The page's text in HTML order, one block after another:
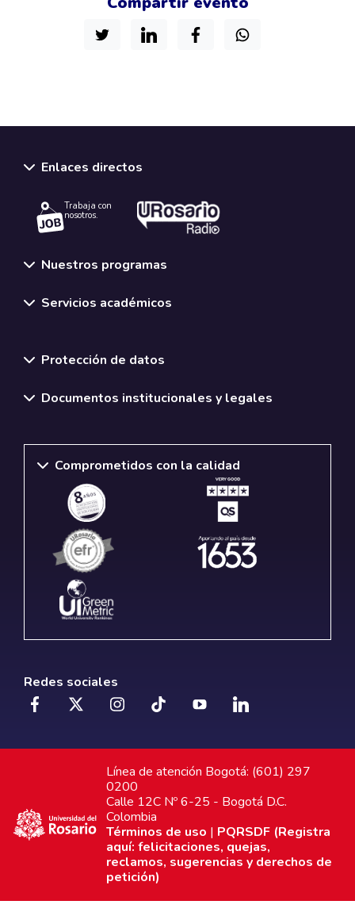
Enlaces directos
Trabaja con
nosotros.
Nuestros programas
Servicios académicos
Protección de datos
Documentos institucionales y legales
Comprometidos con la calidad
Redes sociales
Línea de atención Bogotá: (601) 297
0200
Calle 12C Nº 6-25 - Bogotá D.C.
Colombia
Términos de uso | PQRSDF (Registra
aquí: felicitaciones, quejas,
reclamos, sugerencias y derechos de
petición)